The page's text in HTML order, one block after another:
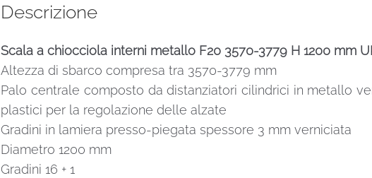
H
mm
UK
standard
quantità
Descrizione
Scala a chiocciola interni metallo F20 3570-3779 H 1200 mm
Altezza di sbarco compresa tra 3570-3779 mm
Palo centrale composto da distanziatori cilindrici in metallo
plastici per la regolazione delle alzate
Gradini in lamiera presso-piegata spessore 3 mm verniciata
Diametro 1200 mm
Gradini 16 + 1